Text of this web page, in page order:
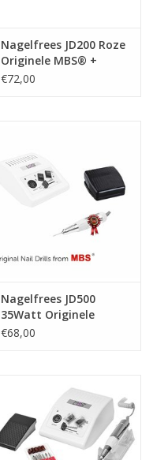
Nagelfrees JD200 Roze
Originele MBS® +
Freesset 30-delig!
€72,00
Nagelfrees JD500
35Watt Originele
MBS®
€68,00